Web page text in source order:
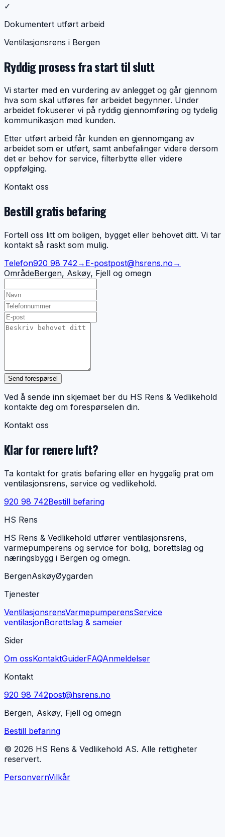
✓
Dokumentert utført arbeid
Ventilasjonsrens i Bergen
Ryddig prosess fra start til slutt
Vi starter med en vurdering av anlegget og går gjennom
hva som skal utføres før arbeidet begynner. Under
arbeidet fokuserer vi på ryddig gjennomføring og tydelig
kommunikasjon med kunden.
Etter utført arbeid får kunden en gjennomgang av
arbeidet som er utført, samt anbefalinger videre dersom
det er behov for service, filterbytte eller videre
oppfølging.
Kontakt oss
Bestill gratis befaring
Fortell oss litt om boligen, bygget eller behovet ditt. Vi tar
kontakt så raskt som mulig.
Telefon920 98 742→ E-postpost@hsrens.no →
OmrådeBergen, Askøy, Fjell og omegn
Send forespørsel
Ved å sende inn skjemaet ber du HS Rens & Vedlikehold
kontakte deg om forespørselen din.
Kontakt oss
Klar for renere luft?
Ta kontakt for gratis befaring eller en hyggelig prat om
ventilasjonsrens, service og vedlikehold.
920 98 742Bestill befaring
HS Rens
HS Rens & Vedlikehold utfører ventilasjonsrens,
varmepumperens og service for bolig, borettslag og
næringsbygg i Bergen og omegn.
BergenAskøyØygarden
Tjenester
VentilasjonsrensVarmepumperensService
ventilasjonBorettslag & sameier
Sider
Om ossKontaktGuiderFAQAnmeldelser
Kontakt
920 98 742post@hsrens.no
Bergen, Askøy, Fjell og omegn
Bestill befaring
© 2026 HS Rens & Vedlikehold AS. Alle rettigheter
reservert.
PersonvernVilkår